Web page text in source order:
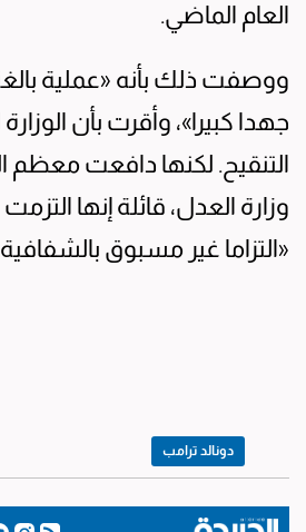
العام الماضي.
ووصفت ذلك بأنه «عملية
جهدا كبيرا»، وأقرت بأن
التنقيح. لكنها دافعت
وزارة العدل، قائلة إنها
«التزاما غير مسبوق
دونالد ترامب